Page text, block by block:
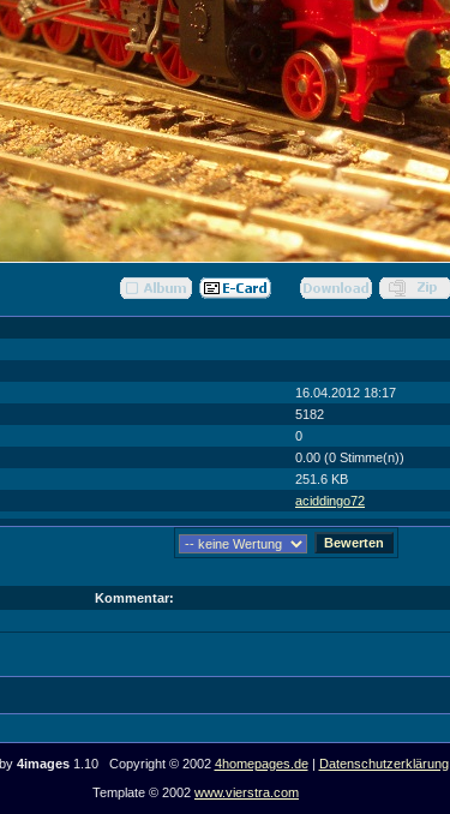
16.04.2012 18:17
5182
0
0.00 (0 Stimme(n))
251.6 KB
aciddingo72
Kommentar:
4images1.10 Copyright © 2002 4homepages.de| Datenschutzerklärung
Template © 2002 www.vierstra.com